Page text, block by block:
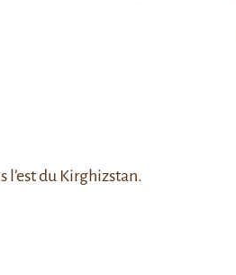
l’est du Kirghizstan.